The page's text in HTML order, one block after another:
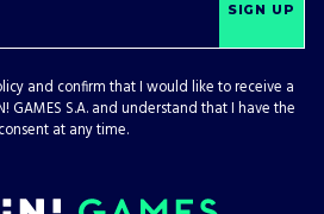
SIGN UP
and confirm that I would like to receive a
GAMES S.A. and understand that I have the
at any time.